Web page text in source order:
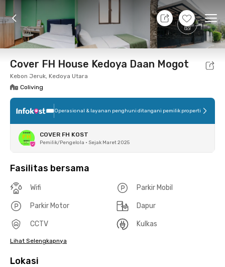
+9
11 Agt 26 - Belum tahu
Foto Fasilitas bersama Lokasi Kamar
Cover FH House Kedoya Daan Mogot
Kebon Jeruk, Kedoya Utara
Coliving
Operasional & layanan penghuni ditangani pemilik properti
COVER FH KOST
Pemilik/Pengelola • Sejak Maret 2025
Fasilitas bersama
Wifi Parkir Mobil
Parkir Motor Dapur
CCTV Kulkas
Lihat Selengkapnya
Lokasi